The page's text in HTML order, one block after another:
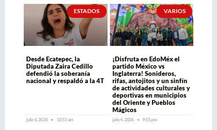
ESTADOS
Desde Ecatepec, la
Diputada Zaira Cedillo
defendió la soberanía
nacional y respaldó a la 4T
julio 6, 2026 10:53 am
VARIOS
¡Disfruta en EdoMéx el
partido México vs
Inglaterra! Sonideros,
rifas, antojitos y un sinfín
de actividades culturales y
deportivas en municipios
del Oriente y Pueblos
Mágicos
julio 4, 2026 9:01 pm